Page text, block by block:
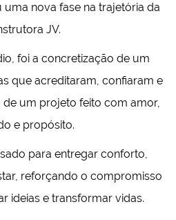
uma nova fase na trajetória da
JV.
foi a concretização de um
que acreditaram, confiaram e
um projeto feito com amor,
e propósito.
para entregar conforto,
reforçando o compromisso
ideias e transformar vidas.